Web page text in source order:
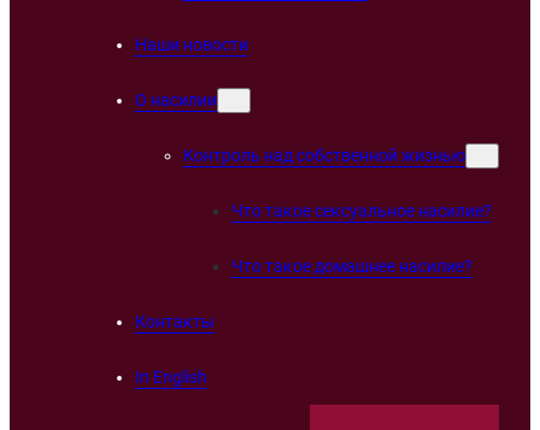
Наши новости
О насилии
Контроль над собственной жизнью
Что такое сексуальное насилие?
Что такое домашнее насилие?
Контакты
In English